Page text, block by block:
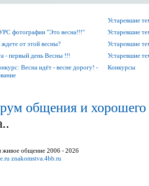
Устаревшие
фотографии "Это весна!!!"
Устаревшие
от этой весны?
Устаревшие
- первый день Весны !!!
Устаревшие
Весна идёт - весне дорогу! -
Конкурсы
общения и хорошего
общение 2006 - 2026
znakomstva.4bb.ru